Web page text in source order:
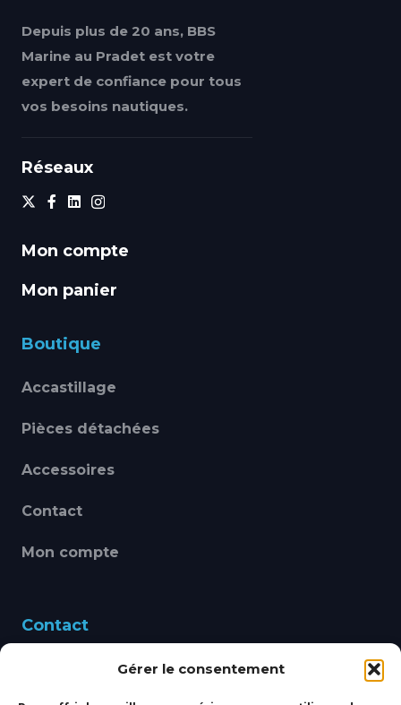
Gérer le consentement
Depuis plus de 20 ans, BBS
Marine au Pradet est votre
expert de confiance pour tous
vos besoins nautiques.
Réseaux
Mon compte
Mon panier
Boutique
Accastillage
Pièces détachées
Accessoires
Contact
Mon compte
Contact
460 Avenue Alain Le